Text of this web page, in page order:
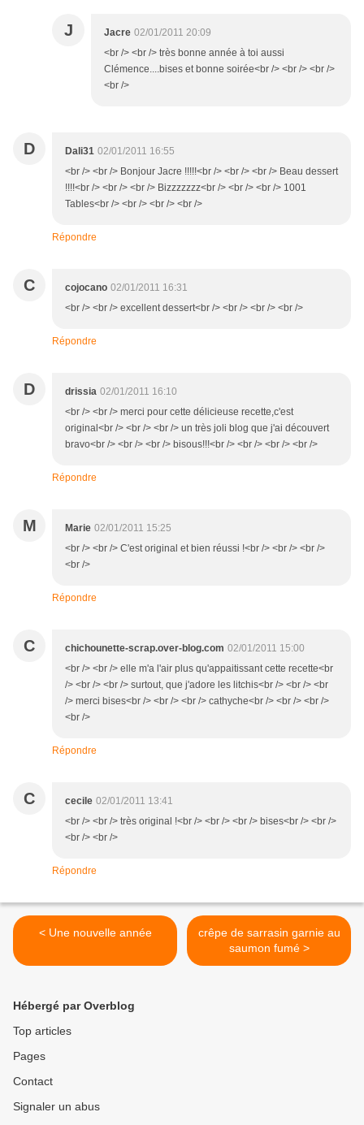
J Jacre 02/01/2011 20:09
<br /> <br /> très bonne année à toi aussi
Clémence....bises et bonne soirée<br /> <br /> <br />
<br />
D Dali31 02/01/2011 16:55
<br /> <br /> Bonjour Jacre !!!!!<br /> <br /> <br /> Beau dessert
!!!!<br /> <br /> <br /> Bizzzzzzz<br /> <br /> <br /> 1001
Tables<br /> <br /> <br /> <br />
Répondre
C cojocano 02/01/2011 16:31
<br /> <br /> excellent dessert<br /> <br /> <br /> <br />
Répondre
D drissia 02/01/2011 16:10
<br /> <br /> merci pour cette délicieuse recette,c'est
original<br /> <br /> <br /> un très joli blog que j'ai découvert
bravo<br /> <br /> <br /> bisous!!!<br /> <br /> <br /> <br />
Répondre
M Marie 02/01/2011 15:25
<br /> <br /> C'est original et bien réussi !<br /> <br /> <br />
<br />
Répondre
C chichounette-scrap.over-blog.com 02/01/2011 15:00
<br /> <br /> elle m'a l'air plus qu'appaitissant cette recette<br
/> <br /> <br /> surtout, que j'adore les litchis<br /> <br /> <br
/> merci bises<br /> <br /> <br /> cathyche<br /> <br /> <br />
<br />
Répondre
C cecile 02/01/2011 13:41
<br /> <br /> très original !<br /> <br /> <br /> bises<br /> <br />
<br /> <br />
Répondre
< Une nouvelle année
crêpe de sarrasin garnie au
saumon fumé >
Hébergé par Overblog
Top articles
Pages
Contact
Signaler un abus